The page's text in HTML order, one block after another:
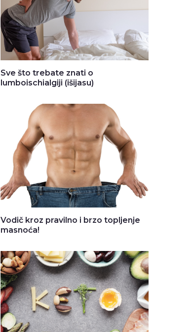
Sve što trebate znati o
lumboischialgiji (išijasu)
Vodič kroz pravilno i brzo topljenje
masnoća!